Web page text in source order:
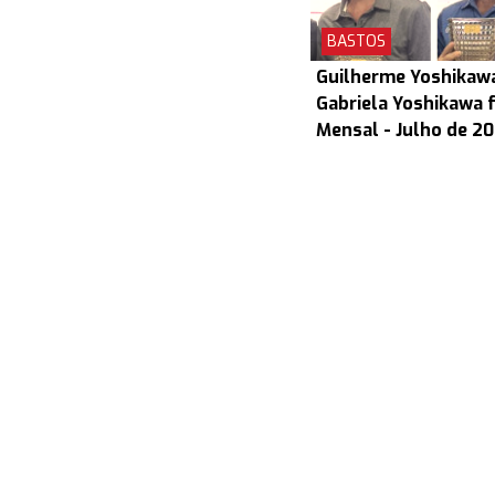
BASTOS
Guilherme
Gabriela
Mensal - Julho de